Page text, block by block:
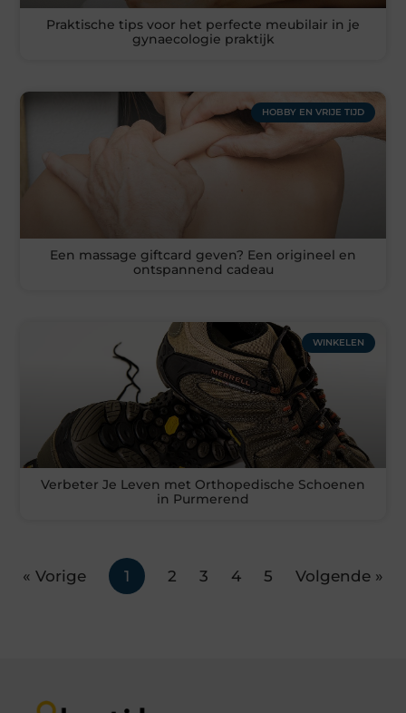
Praktische tips voor het perfecte meubilair in je
gynaecologie praktijk
HOBBY EN VRIJE TIJD
Een massage giftcard geven? Een origineel en
ontspannend cadeau
WINKELEN
Verbeter Je Leven met Orthopedische Schoenen
in Purmerend
« Vorige 1 2 3 4 5 Volgende »